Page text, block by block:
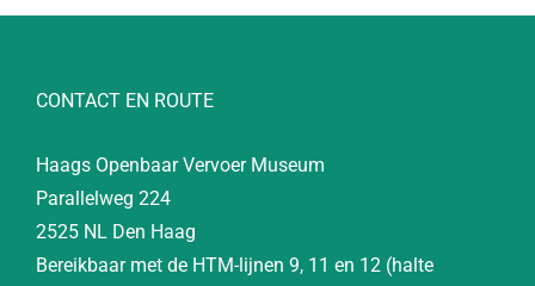
CONTACT EN ROUTE
Haags Openbaar Vervoer Museum
Parallelweg 224
2525 NL Den Haag
Bereikbaar met de HTM-lijnen 9, 11 en 12 (halte